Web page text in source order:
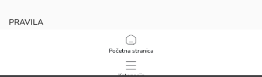
Početna stranica
PRAVILA
Politika privatnosti i sigurnosti podataka
Uvjeti korištenja